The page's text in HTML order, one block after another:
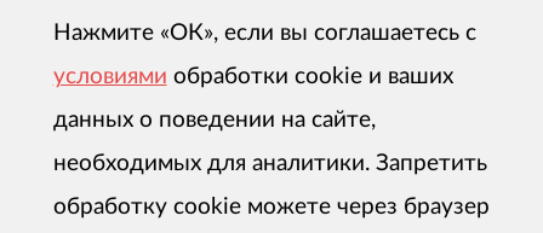
Нажмите «ОК», если вы соглашаетесь с
условиями обработки cookie и ваших
данных о поведении на сайте,
необходимых для аналитики. Запретить
обработку cookie можете через браузер